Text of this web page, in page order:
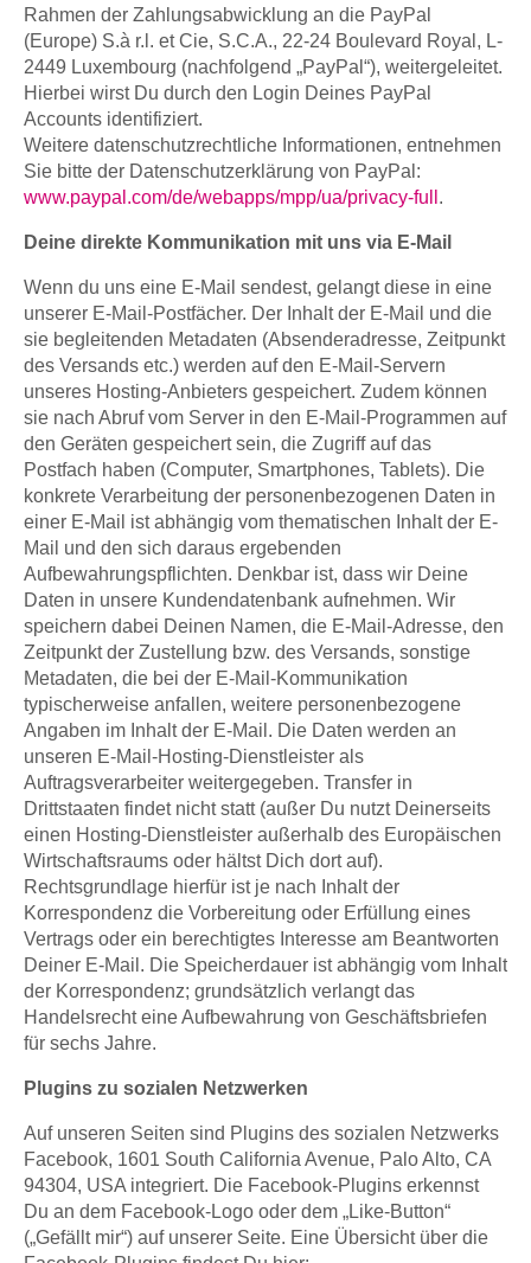
Rahmen der Zahlungsabwicklung an die PayPal
(Europe) S.à r.l. et Cie, S.C.A., 22-24 Boulevard Royal, L-
2449 Luxembourg (nachfolgend „PayPal“), weitergeleitet.
Hierbei wirst Du durch den Login Deines PayPal
Accounts identifiziert.
Weitere datenschutzrechtliche Informationen, entnehmen
Sie bitte der Datenschutzerklärung von PayPal:
www.paypal.com/de/webapps/mpp/ua/privacy-full .
Deine direkte Kommunikation mit uns via E-Mail
Wenn du uns eine E-Mail sendest, gelangt diese in eine
unserer E-Mail-Postfächer. Der Inhalt der E-Mail und die
sie begleitenden Metadaten (Absenderadresse, Zeitpunkt
des Versands etc.) werden auf den E-Mail-Servern
unseres Hosting-Anbieters gespeichert. Zudem können
sie nach Abruf vom Server in den E-Mail-Programmen auf
den Geräten gespeichert sein, die Zugriff auf das
Postfach haben (Computer, Smartphones, Tablets). Die
konkrete Verarbeitung der personenbezogenen Daten in
einer E-Mail ist abhängig vom thematischen Inhalt der E-
Mail und den sich daraus ergebenden
Aufbewahrungspflichten. Denkbar ist, dass wir Deine
Daten in unsere Kundendatenbank aufnehmen. Wir
speichern dabei Deinen Namen, die E-Mail-Adresse, den
Zeitpunkt der Zustellung bzw. des Versands, sonstige
Metadaten, die bei der E-Mail-Kommunikation
typischerweise anfallen, weitere personenbezogene
Angaben im Inhalt der E-Mail. Die Daten werden an
unseren E-Mail-Hosting-Dienstleister als
Auftragsverarbeiter weitergegeben. Transfer in
Drittstaaten findet nicht statt (außer Du nutzt Deinerseits
einen Hosting-Dienstleister außerhalb des Europäischen
Wirtschaftsraums oder hältst Dich dort auf).
Rechtsgrundlage hierfür ist je nach Inhalt der
Korrespondenz die Vorbereitung oder Erfüllung eines
Vertrags oder ein berechtigtes Interesse am Beantworten
Deiner E-Mail. Die Speicherdauer ist abhängig vom Inhalt
der Korrespondenz; grundsätzlich verlangt das
Handelsrecht eine Aufbewahrung von Geschäftsbriefen
für sechs Jahre.
Plugins zu sozialen Netzwerken
Auf unseren Seiten sind Plugins des sozialen Netzwerks
Facebook, 1601 South California Avenue, Palo Alto, CA
94304, USA integriert. Die Facebook-Plugins erkennst
Du an dem Facebook-Logo oder dem „Like-Button“
(„Gefällt mir“) auf unserer Seite. Eine Übersicht über die